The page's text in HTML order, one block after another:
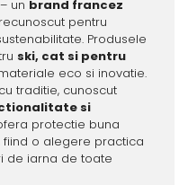
– un brand francez
pentru
Produsele
ski, cat si pentru
eco si inovatie.
traditie, cunoscut
si
protectie buna
fiind o alegere practica
de iarna de toate